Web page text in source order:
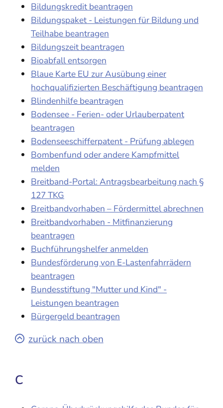
Bildungskredit beantragen
Bildungspaket - Leistungen für Bildung und
Teilhabe beantragen
Bildungszeit beantragen
Bioabfall entsorgen
Blaue Karte EU zur Ausübung einer
hochqualifizierten Beschäftigung beantragen
Blindenhilfe beantragen
Bodensee - Ferien- oder Urlauberpatent
beantragen
Bodenseeschifferpatent - Prüfung ablegen
Bombenfund oder andere Kampfmittel
melden
Breitband-Portal: Antragsbearbeitung nach §
127 TKG
Breitbandvorhaben – Fördermittel abrechnen
Breitbandvorhaben - Mitfinanzierung
beantragen
Buchführungshelfer anmelden
Bundesförderung von E-Lastenfahrrädern
beantragen
Bundesstiftung "Mutter und Kind" -
Leistungen beantragen
Bürgergeld beantragen
zurück nach oben
C